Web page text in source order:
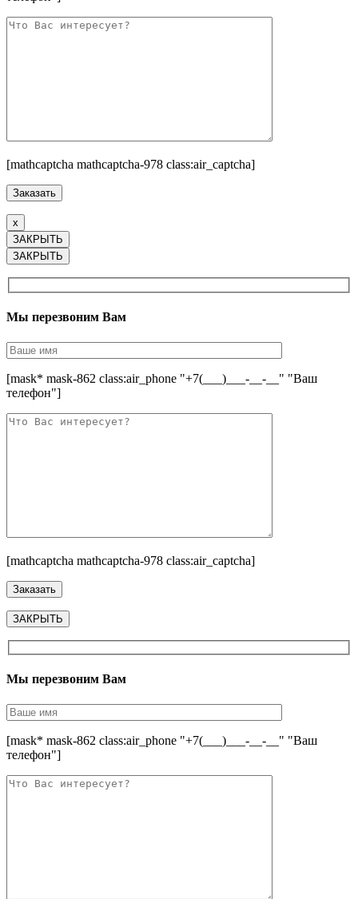
[mathcaptcha mathcaptcha-978 class:air_captcha]
x
ЗАКРЫТЬ
ЗАКРЫТЬ
Мы перезвоним Вам
[mask* mask-862 class:air_phone "+7(___)___-__-__" "Ваш
телефон"]
[mathcaptcha mathcaptcha-978 class:air_captcha]
ЗАКРЫТЬ
Мы перезвоним Вам
[mask* mask-862 class:air_phone "+7(___)___-__-__" "Ваш
телефон"]